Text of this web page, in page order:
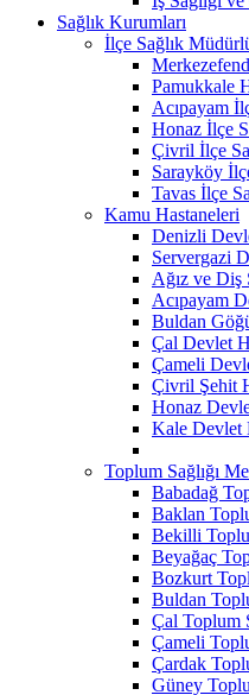
Sağlık Kurumları
İlçe Sağlık
Pamukkale
Acıpayam
Honaz İlçe
Çivril İlçe
Sarayköy
Tavas İlçe
Kamu Hastaneleri
Denizli
Servergazi
Ağız ve Diş
Acıpayam
Buldan
Çal Devlet
Çameli
Çivril Şehit
Honaz
Kale Devlet
Toplum Sağlığı
Babadağ
Baklan
Bekilli
Beyağaç
Bozkurt
Buldan
Çal Toplum
Çameli
Çardak
Güney